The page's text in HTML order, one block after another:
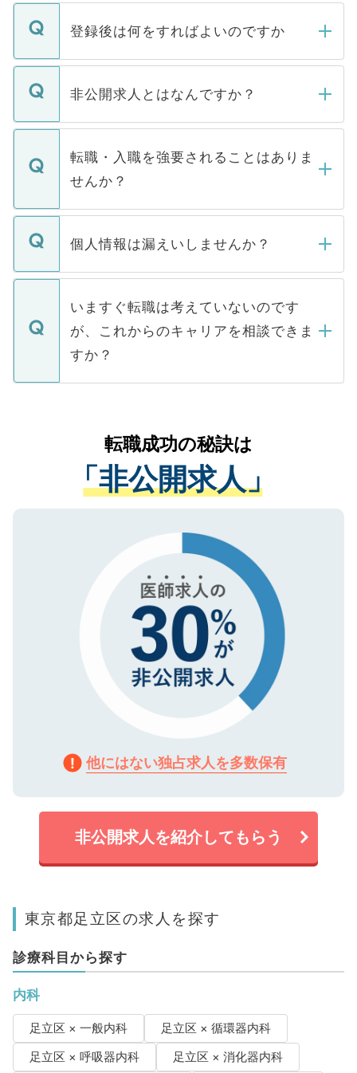
登録後は何をすればよいのですか
ご登録いただきましたら、弊社担当者がご
登録内容を確認し、その後メールもしくは
ます。通常、5営業日以内にはご連絡をせて
いただきますので、しばらくお待ちくださ
い。
非公開求人とはなんですか？
マイナビDOCTORで取り扱っている求人の
うち約3割は、Webサイトからご覧いただ
けない「非公開求人」です。非公開求人は
下記の理由によって、一般には公開してい
ません。
■応募殺到を避けるため 人気のある医療機
関を公にしてしまうと、応募が殺到する場
に、医療機関が求める条件に合った人材の
みを人材紹介会社に依頼するケースが増え
ています。
転職・入職を強要されることはありま
せんか？
転職・入職を強要することは一切ありませ
ん。また、仮に応募先から内定をいただい
定を承諾する必要はありません。内定先へ
の辞退の連絡はキャリアパートナーが行い
ますので、ご安心ください。
個人情報は漏えいしませんか？
個人情報が漏えいすることはありませんの
で、ご安心ください。当サイトからの登録
などで収集したご登録者様の個人情報は、
ご本人のキャリアアップおよび転職活動の
支援を目的に使用いたします。お預かりし
ているすべての個人データはご本人の許可
は、個人情報の取り扱いについての厳密な
管理基準を満たした事業者のみに付与され
る、プライバシーマークを取得済みです。
ご登録いただいた個人情報は、SSL（デー
で、機密保持に関してもご安心ください。
いますぐ転職は考えていないのです
が、これからのキャリアを相談できま
すか？
かがいして、現在の医療機関の状況や紹介
経験をまじえながら、適切なアドバイスを
させていただきます。すぐにご転職をされ
ない方には、長期的なサポートが可能です
ので、まずはご登録ください。
転職成功の秘訣は
「非公開求人」
他にはない独占求人を多数保有
非公開求人を紹介してもらう
東京都足立区の求人を探す
診療科目から探す
内科
足立区 × 一般内科
足立区 × 循環器内科
足立区 × 呼吸器内科
足立区 × 消化器内科